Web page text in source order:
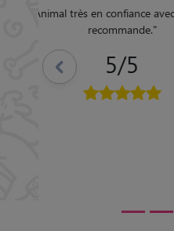
"Vous pouvez
votre animal avec
occupée de notre
cela s'est très bien
des nouvelles
Précédent